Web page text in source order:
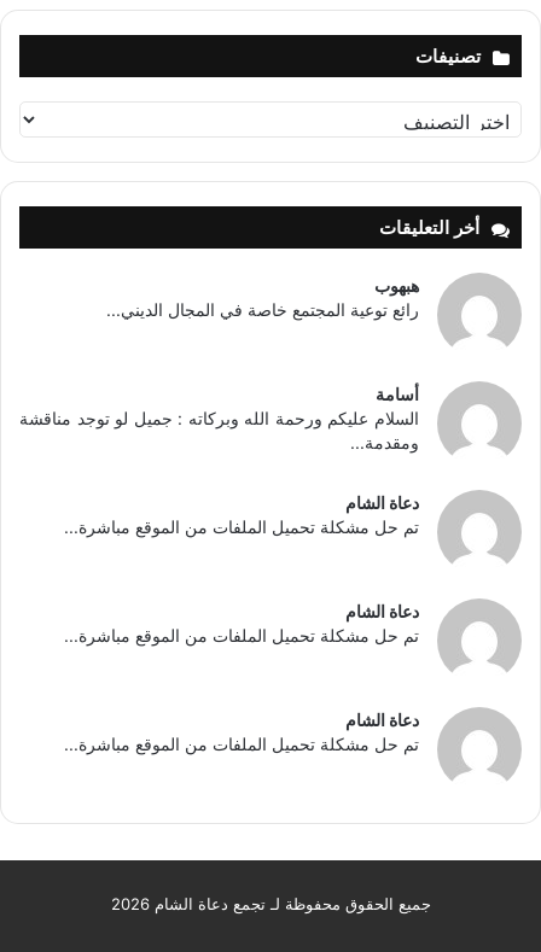
تصنيفات
تصنيفات
أخر التعليقات
هبهوب
رائع توعية المجتمع خاصة في المجال الديني...
أسامة
السلام عليكم ورحمة الله وبركاته : جميل لو توجد مناقشة
ومقدمة...
دعاة الشام
تم حل مشكلة تحميل الملفات من الموقع مباشرة...
دعاة الشام
تم حل مشكلة تحميل الملفات من الموقع مباشرة...
دعاة الشام
تم حل مشكلة تحميل الملفات من الموقع مباشرة...
جميع الحقوق محفوظة لـ تجمع دعاة الشام 2026